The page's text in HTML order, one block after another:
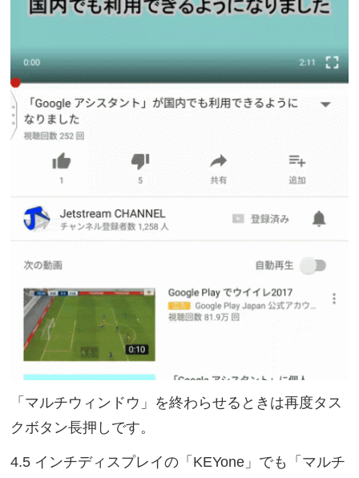
「マルチウィンドウ」を終わらせるときは再度タス
クボタン長押しです。
4.5 インチディスプレイの「KEYone」でも「マルチ